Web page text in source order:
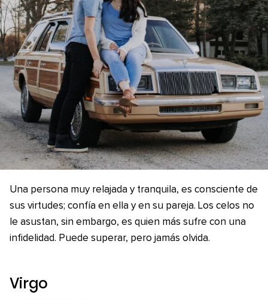
Una persona muy relajada y tranquila, es consciente de
sus virtudes; confía en ella y en su pareja. Los celos no
le asustan, sin embargo, es quien más sufre con una
infidelidad. Puede superar, pero jamás olvida.
Virgo